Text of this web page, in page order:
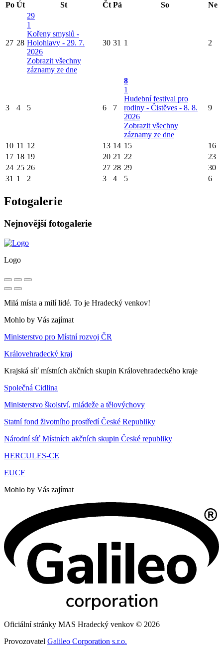
Po Út St Čt Pá So Ne
27 28
29
1
Kořeny smyslů -
Holohlavy - 29. 7.
2026
Zobrazit všechny
záznamy ze dne
30 31 1 2
3 4 5 6 7
8
1
Hudební festival pro
rodiny - Čistěves - 8. 8.
2026
Zobrazit všechny
záznamy ze dne
9
10 11 12 13 14 15
16
17 18 19 20 21 22
23
24 25 26 27 28 29
30
31 1 2 3 4 5 6
Fotogalerie
Nejnovější fotogalerie
Logo
Milá místa a milí lidé. To je Hradecký venkov!
Mohlo by Vás zajímat
Ministerstvo pro Místní rozvoj ČR
Královehradecký kraj
Krajská síť místních akčních skupin Královehradeckého kraje
Společná Cidlina
Ministerstvo školství, mládeže a tělovýchovy
Statní fond životního prostředí České Republiky
Národní síť Místních akčních skupin České republiky
HERCULES-CE
EUCF
Mohlo by Vás zajímat
Oficiální stránky MAS Hradecký venkov © 2026
Provozovatel Galileo Corporation s.r.o.